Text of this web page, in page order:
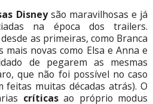
Disneysão maravilhosas e já
na época dos trailers.
as primeiras, como Branca
novas como Elsa e Anna e
de pegarem as mesmas
que não foi possível no caso
feitas muitas décadas atrás). O
críticasao próprio modus